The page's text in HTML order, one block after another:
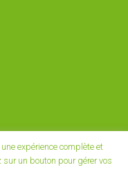
expérience complète et
un bouton pour gérer vos